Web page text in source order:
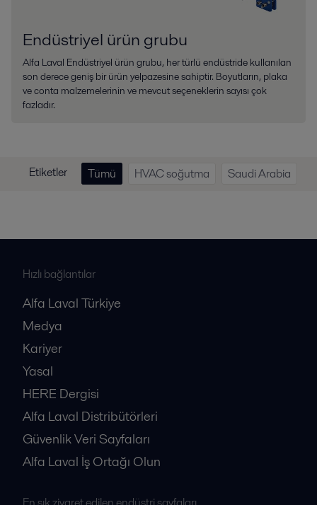
Endüstriyel ürün grubu
Alfa Laval Endüstriyel ürün grubu, her türlü endüstride kullanılan
son derece geniş bir ürün yelpazesine sahiptir. Boyutların, plaka
ve conta malzemelerinin ve mevcut seçeneklerin sayısı çok
fazladır.
Etiketler Tümü HVAC soğutma Saudi Arabia
Hızlı bağlantılar
Alfa Laval Türkiye
Medya
Kariyer
Yasal
HERE Dergisi
Alfa Laval Distribütörleri
Güvenlik Veri Sayfaları
Alfa Laval İş Ortağı Olun